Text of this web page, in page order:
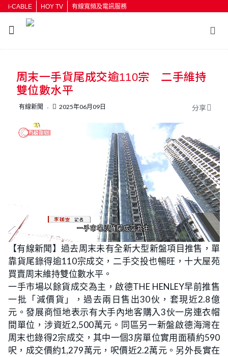
i-CABLE HOY TV 有線寬頻及電訊服務
按輸入鍵開始搜尋
周末一手貨尾成交逾110宗 二手維持
雙位數水平
有線新聞 2025年06月09日 分享
U
m
t
e
o
a
d
e
d
:
2
7
.
%
【有線新聞】過去周末未有全新大型新盤項目推售，單
靠貨尾錄得逾110宗成交，二手交投也暢旺，十大屋苑
買賣周末維持雙位數水平。
一手市場以餘貨成交為主，啟德THE HENLEY早前推售
一批「減價貨」，過去兩日售出30伙，套現近2.8億
元。發展商恒地表示有大手內地客購入3伙一房連衣帽
間單位，涉資近2,500萬元。同區另一新盤啟德海灣在
周末也錄得2宗成交，其中一個3房單位實用面積約590
呎，成交價約1,279萬元，呎價近2.2萬元。另外長實在